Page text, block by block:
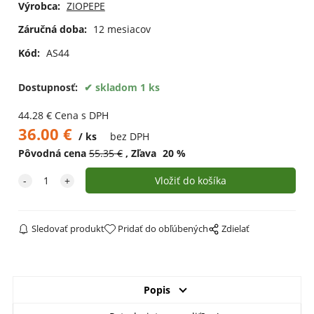
Výrobca: ZIOPEPE
Záručná doba: 12 mesiacov
Kód: AS44
Dostupnosť: skladom 1 ks
44.28€ Cena s DPH
36.00 € ks
bez DPH
Pôvodná cena 55.35€ Zľava 20%
Sledovať produkt Pridať do obľúbených Zdielať
Popis